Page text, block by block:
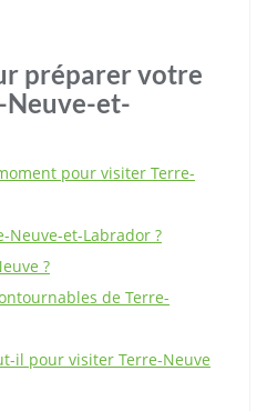
préparer votre
Neuve-et-
pour visiter Terre-
Neuve-et-Labrador ?
?
de Terre-
il pour visiter Terre-Neuve